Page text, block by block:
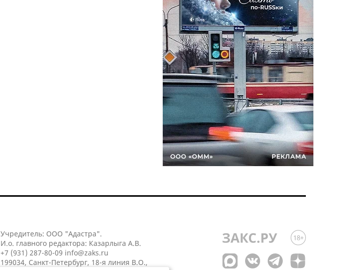
Учредитель: ООО "Адастра".
И.о. главного редактора: Казарлыга А.В.
+7 (931) 287-80-09 info@zaks.ru
199034, Санкт-Петербург, 18-я линия В.О.,